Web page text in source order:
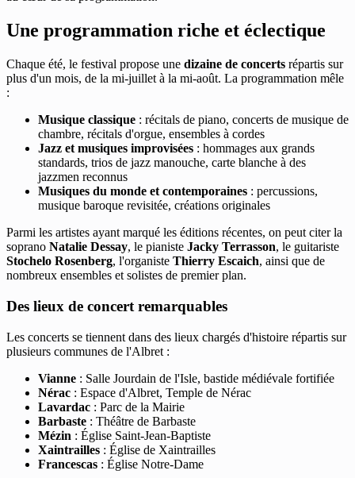
Une programmation riche et éclectique
Chaque été, le festival propose une dizaine de concerts répartis sur
plus d'un mois, de la mi-juillet à la mi-août. La programmation mêle
:
Musique classique : récitals de piano, concerts de musique de
chambre, récitals d'orgue, ensembles à cordes
Jazz et musiques improvisées : hommages aux grands
standards, trios de jazz manouche, carte blanche à des
jazzmen reconnus
Musiques du monde et contemporaines : percussions,
musique baroque revisitée, créations originales
Parmi les artistes ayant marqué les éditions récentes, on peut citer la
soprano Natalie Dessay, le pianiste Jacky Terrasson, le guitariste
Stochelo Rosenberg, l'organiste Thierry Escaich, ainsi que de
nombreux ensembles et solistes de premier plan.
Des lieux de concert remarquables
Les concerts se tiennent dans des lieux chargés d'histoire répartis sur
plusieurs communes de l'Albret :
Vianne : Salle Jourdain de l'Isle, bastide médiévale fortifiée
Nérac : Espace d'Albret, Temple de Nérac
Lavardac : Parc de la Mairie
Barbaste : Théâtre de Barbaste
Mézin : Église Saint-Jean-Baptiste
Xaintrailles : Église de Xaintrailles
Francescas : Église Notre-Dame